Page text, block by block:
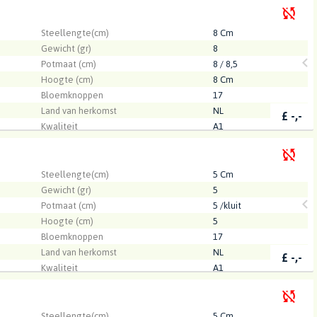
Steellengte(cm)
8 Cm
Gewicht (gr)
8
Potmaat (cm)
8 / 8,5
Hoogte (cm)
8 Cm
Bloemknoppen
17
Land van herkomst
NL
Kwaliteit
A1
£ -,-
Steellengte(cm)
5 Cm
Gewicht (gr)
5
Potmaat (cm)
5 /kluit
Hoogte (cm)
5
Bloemknoppen
17
Land van herkomst
NL
Kwaliteit
A1
£ -,-